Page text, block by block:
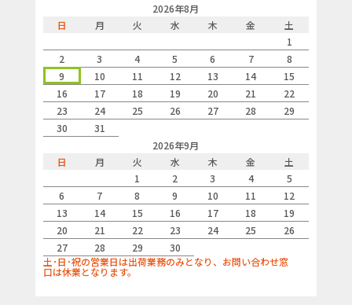
2026年8月
日
月 火 水 木 金
土
1
2
3 4 5 6 7
8
9
10 11 12 13 14
15
16
17 18 19 20 21
22
23
24 25 26 27 28
29
30
31
2026年9月
日
月 火 水 木 金
土
1
2 3 4
5
6
7 8 9 10 11
12
13
14 15 16 17 18
19
20
21 22 23 24 25
26
27
28 29
30
土･日･祝の営業日は出荷業務のみとなり、お問い合わせ窓
口は休業となります。